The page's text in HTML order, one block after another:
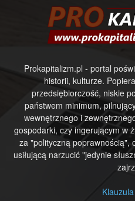
Prokapitalizm.pl - portal
historii, kulturze.
przedsiębiorczość, niskie
państwem minimum,
wewnętrznego i
gospodarki, czy ingerującym w
za "polityczną poprawnością",
usiłującą narzucić "jedynie